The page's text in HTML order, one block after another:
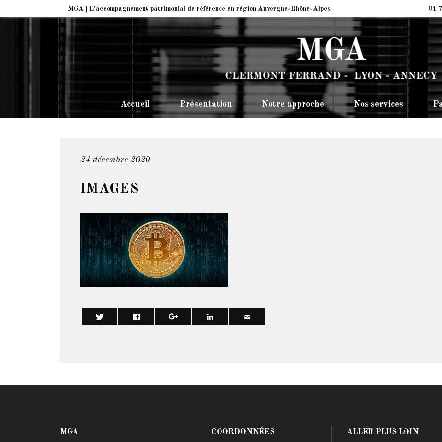
MGA | L’accompagnement patrimonial de référence en région Auvergne-Rhône-Alpes 04
Accueil Présentation Notre approche Nos services
24 décembre 2020
IMAGES
MGA COORDONNÉES ALLER PLUS LOIN